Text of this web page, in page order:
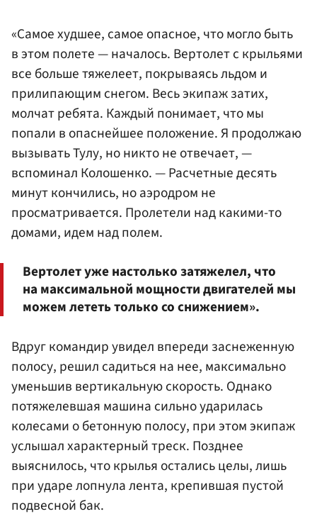
«Самое худшее, самое опасное, что могло быть
в этом полете — началось. Вертолет с крыльями
все больше тяжелеет, покрываясь льдом и
прилипающим снегом. Весь экипаж затих,
молчат ребята. Каждый понимает, что мы
попали в опаснейшее положение. Я продолжаю
вызывать Тулу, но никто не отвечает, —
вспоминал Колошенко. — Расчетные десять
минут кончились, но аэродром не
просматривается. Пролетели над какими-то
домами, идем над полем.
Вертолет уже настолько затяжелел, что
на максимальной мощности двигателей мы
можем лететь только со снижением».
Вдруг командир увидел впереди заснеженную
полосу, решил садиться на нее, максимально
уменьшив вертикальную скорость. Однако
потяжелевшая машина сильно ударилась
колесами о бетонную полосу, при этом экипаж
услышал характерный треск. Позднее
выяснилось, что крылья остались целы, лишь
при ударе лопнула лента, крепившая пустой
подвесной бак.